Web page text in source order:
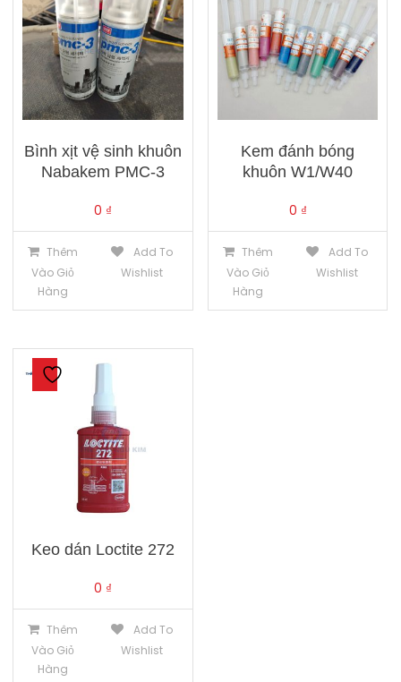
Bình xịt vệ sinh khuôn
Nabakem PMC-3
0 ₫
Thêm
Vào Giỏ
Hàng
Add To
Wishlist
Kem đánh bóng
khuôn W1/W40
0 ₫
Thêm
Vào Giỏ
Hàng
Add To
Wishlist
Keo dán Loctite 272
0 ₫
Thêm
Vào Giỏ
Hàng
Add To
Wishlist